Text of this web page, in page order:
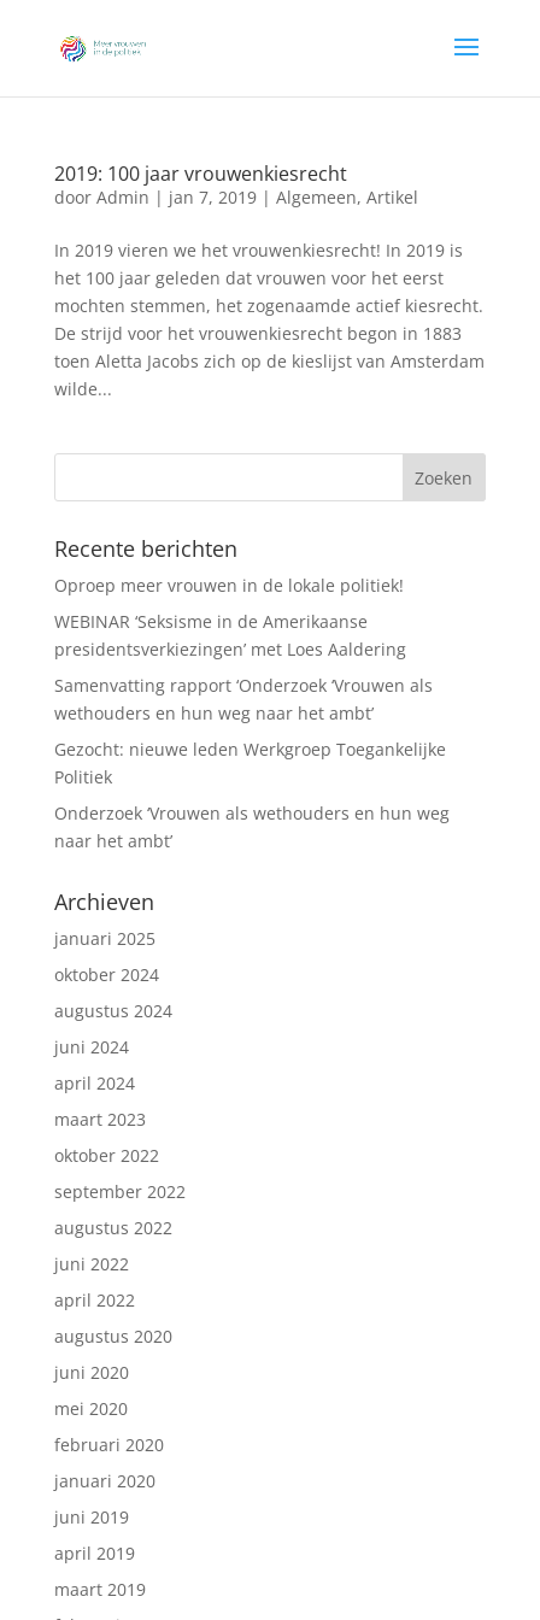
2019: 100 jaar vrouwenkiesrecht
door Admin | jan 7, 2019| Algemeen, Artikel
In 2019 vieren we het vrouwenkiesrecht! In 2019 is
het 100 jaar geleden dat vrouwen voor het eerst
mochten stemmen, het zogenaamde actief kiesrecht.
De strijd voor het vrouwenkiesrecht begon in 1883
toen Aletta Jacobs zich op de kieslijst van Amsterdam
wilde...
Recente berichten
Oproep meer vrouwen in de lokale politiek!
WEBINAR ‘Seksisme in de Amerikaanse
presidentsverkiezingen’ met Loes Aaldering
Samenvatting rapport ‘Onderzoek ‘Vrouwen als
wethouders en hun weg naar het ambt’
Gezocht: nieuwe leden Werkgroep Toegankelijke
Politiek
Onderzoek ‘Vrouwen als wethouders en hun weg
naar het ambt’
Archieven
januari 2025
oktober 2024
augustus 2024
juni 2024
april 2024
maart 2023
oktober 2022
september 2022
augustus 2022
juni 2022
april 2022
augustus 2020
juni 2020
mei 2020
februari 2020
januari 2020
juni 2019
april 2019
maart 2019